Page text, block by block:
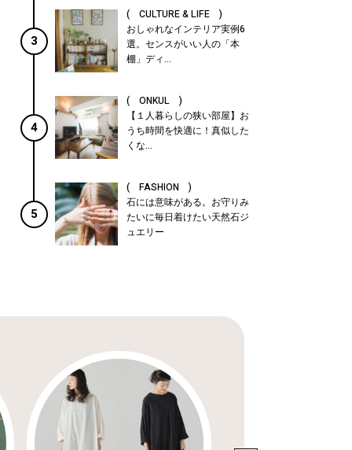
3
( CULTURE & LIFE )
おしゃれなインテリア実例6
選。センスがいい人の「本
棚」ディ...
4
( ONKUL )
【１人暮らしの狭い部屋】お
うち時間を快適に！真似した
くな...
5
( FASHION )
石には意味がある。お守りみ
たいに毎日着けたい天然石ジ
ュエリー